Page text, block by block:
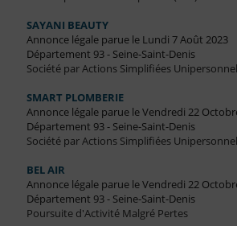
SAYANI BEAUTY
Annonce légale parue le Lundi 7 Août 2023
Département 93 - Seine-Saint-Denis
Société par Actions Simplifiées
SMART PLOMBERIE
Annonce légale parue le Vendredi 22
Département 93 - Seine-Saint-Denis
Société par Actions Simplifiées
BEL AIR
Annonce légale parue le Vendredi 22
Département 93 - Seine-Saint-Denis
Poursuite d'Activité Malgré Pertes